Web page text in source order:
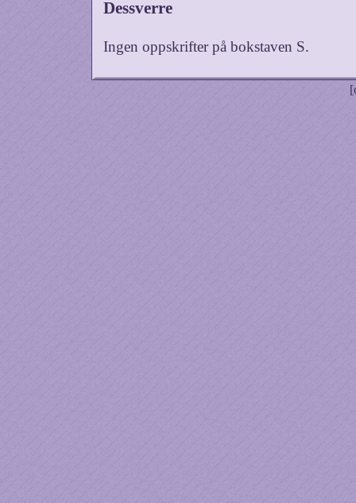
Dessverre
Ingen oppskrifter på bokstaven S.